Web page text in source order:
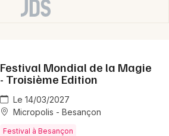
Festival Mondial de la Magie
- Troisième Edition
Le 14/03/2027
Micropolis - Besançon
Festival à Besançon